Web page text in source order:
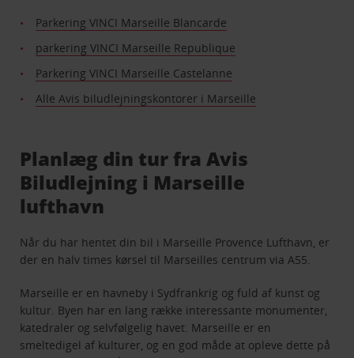
Parkering VINCI Marseille Blancarde
parkering VINCI Marseille Republique
Parkering VINCI Marseille Castelanne
Alle Avis biludlejningskontorer i Marseille
Planlæg din tur fra Avis
Biludlejning i Marseille
lufthavn
Når du har hentet din bil i Marseille Provence Lufthavn, er
der en halv times kørsel til Marseilles centrum via A55.
Marseille er en havneby i Sydfrankrig og fuld af kunst og
kultur. Byen har en lang række interessante monumenter,
katedraler og selvfølgelig havet. Marseille er en
smeltedigel af kulturer, og en god måde at opleve dette på